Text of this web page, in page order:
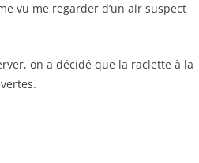
vu me regarder d’un air suspect
on a décidé que la raclette à la